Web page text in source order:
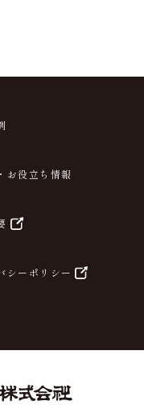
お役立ち情報
シーポリシー